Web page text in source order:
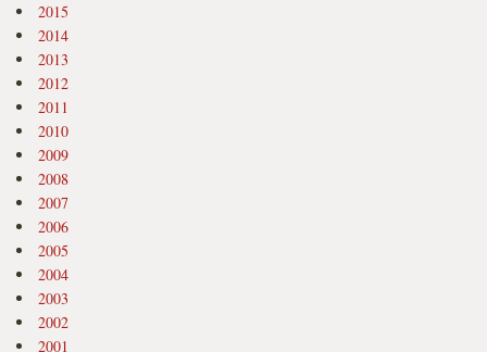
2015
2014
2013
2012
2011
2010
2009
2008
2007
2006
2005
2004
2003
2002
2001